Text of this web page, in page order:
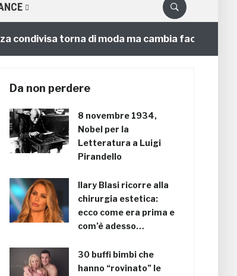
torna di moda ma cambia faccia
Da non perdere
8 novembre 1934,
Nobel per la
Letteratura a Luigi
Pirandello
Ilary Blasi ricorre alla
chirurgia estetica:
ecco come era prima e
com’è adesso…
30 buffi bimbi che
hanno “rovinato” le